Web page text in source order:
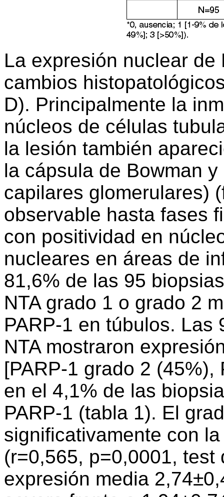
La expresión nuclear de
cambios
D). Principalmente la
núcleos de células
la lesión también
la cápsula de Bowman
capilares glomerulares)
observable hasta fases
con positividad en
nucleares en áreas de
81,6% de las 95
NTA grado 1 o grado 2
PARP-1 en túbulos.
NTA mostraron
[PARP-1 grado 2
en el 4,1% de las
PARP-1 (tabla 1). El
significativamente con
(r=0,565, p=0,0001,
expresión media